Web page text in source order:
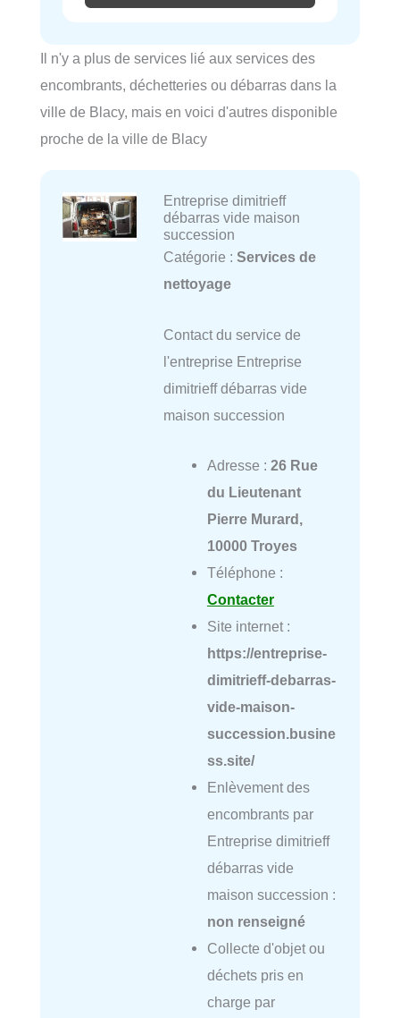
Il n'y a plus de services lié aux services des
encombrants, déchetteries ou débarras dans la
ville de Blacy, mais en voici d'autres disponible
proche de la ville de Blacy
Entreprise dimitrieff
débarras vide maison
succession
Catégorie : Services de
nettoyage
Contact du service de
l'entreprise Entreprise
dimitrieff débarras vide
maison succession
Adresse : 26 Rue
du Lieutenant
Pierre Murard,
10000 Troyes
Téléphone :
Contacter
Site internet :
https://entreprise-
dimitrieff-debarras-
vide-maison-
succession.busine
ss.site/
Enlèvement des
encombrants par
Entreprise dimitrieff
débarras vide
maison succession :
non renseigné
Collecte d'objet ou
déchets pris en
charge par